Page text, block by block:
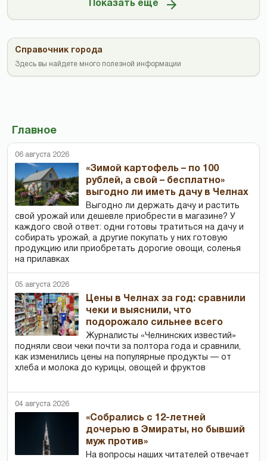
Показать ещё
Справочник города
Здесь вы найдете много полезной информации
Главное
06 августа 2026
«Зимой картофель – по 100
рублей, а свой – бесплатно»
выгодно ли иметь дачу в Челнах
Выгодно ли держать дачу и растить
свой урожай или дешевле приобрести в магазине? У
каждого свой ответ: одни готовы тратиться на дачу и
собирать урожай, а другие покупать у них готовую
продукцию или приобретать дорогие овощи, соленья
на прилавках
05 августа 2026
Цены в Челнах за год: сравнили
чеки и выяснили, что
подорожало сильнее всего
Журналисты «Челнинских известий»
подняли свои чеки почти за полтора года и сравнили,
как изменились цены на популярные продукты — от
хлеба и молока до курицы, овощей и фруктов
04 августа 2026
«Собрались с 12-летней
дочерью в Эмираты, но бывший
муж против»
На вопросы наших читателей отвечает